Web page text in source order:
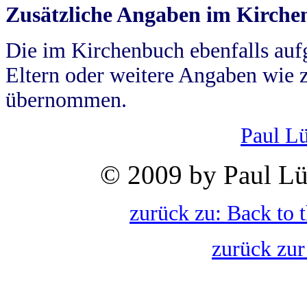
Zusätzliche Angaben im
Die im Kirchenbuch ebenfalls
Eltern oder weitere Angaben wie
übernommen.
Paul
© 2009 by Paul
zurück zu: Back to
zurück